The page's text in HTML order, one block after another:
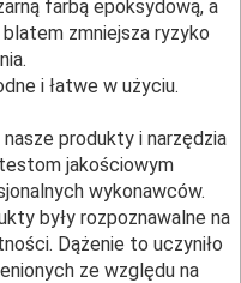
farbą epoksydową, a
zmniejsza ryzyko
i łatwe w użyciu.
produkty i narzędzia
jakościowym
wykonawców.
były rozpoznawalne na
Dążenie to uczyniło
ze względu na